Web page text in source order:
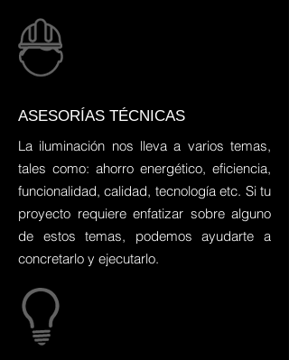
ASESORÍAS TÉCNICAS
La iluminación nos lleva a varios temas,
tales como: ahorro energético, eficiencia,
funcionalidad, calidad, tecnología etc. Si tu
proyecto requiere enfatizar sobre alguno
de estos temas, podemos ayudarte a
concretarlo y ejecutarlo.